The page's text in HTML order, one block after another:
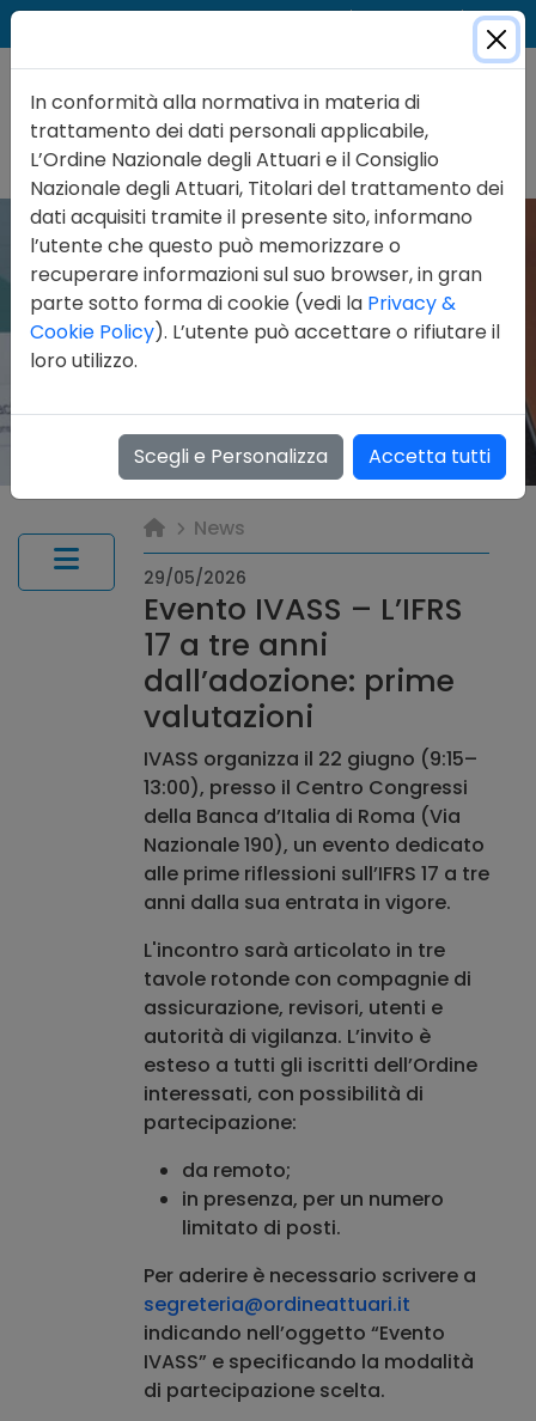
News
29/05/2026
Evento IVASS – L’IFRS
17 a tre anni
dall’adozione: prime
valutazioni
IVASS organizza il 22 giugno (9:15–
13:00), presso il Centro Congressi
della Banca d’Italia di Roma (Via
Nazionale 190), un evento dedicato
alle prime riflessioni sull’IFRS 17 a tre
anni dalla sua entrata in vigore.
L'incontro sarà articolato in tre
tavole rotonde con compagnie di
assicurazione, revisori, utenti e
autorità di vigilanza. L’invito è
esteso a tutti gli iscritti dell’Ordine
interessati, con possibilità di
partecipazione:
da remoto;
in presenza, per un numero
limitato di posti.
Per aderire è necessario scrivere a
segreteria@ordineattuari.it
indicando nell’oggetto “Evento
IVASS” e specificando la modalità
di partecipazione scelta.
In conformità alla normativa in materia di
trattamento dei dati personali applicabile,
L’Ordine Nazionale degli Attuari e il Consiglio
Nazionale degli Attuari, Titolari del trattamento dei
dati acquisiti tramite il presente sito, informano
l’utente che questo può memorizzare o
recuperare informazioni sul suo browser, in gran
parte sotto forma di cookie (vedi la Privacy &
Cookie Policy). L’utente può accettare o rifiutare il
loro utilizzo.
Scegli e Personalizza Accetta tutti